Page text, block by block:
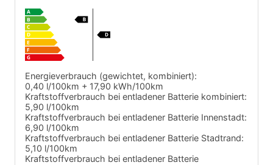
Energieverbrauch (gewichtet, kombiniert):
0,40 l/100km + 17,90 kWh/100km
Kraftstoffverbrauch bei entladener Batterie kombiniert:
5,90 l/100km
Kraftstoffverbrauch bei entladener Batterie Innenstadt:
6,90 l/100km
Kraftstoffverbrauch bei entladener Batterie Stadtrand:
5,10 l/100km
Kraftstoffverbrauch bei entladener Batterie